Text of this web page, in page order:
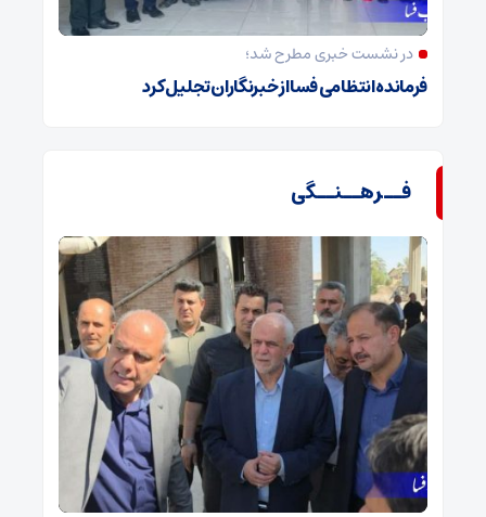
در نشست خبری مطرح شد؛
فرمانده انتظامی فسا از خبرنگاران تجلیل کرد
فــرهــنــگی